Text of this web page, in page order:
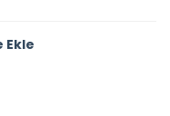
Ekle